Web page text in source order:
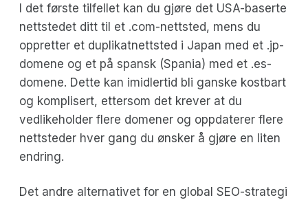
I det første tilfellet kan du gjøre det USA-baserte
nettstedet ditt til et .com-nettsted, mens du
oppretter et duplikatnettsted i Japan med et .jp-
domene og et på spansk (Spania) med et .es-
domene. Dette kan imidlertid bli ganske kostbart
og komplisert, ettersom det krever at du
vedlikeholder flere domener og oppdaterer flere
nettsteder hver gang du ønsker å gjøre en liten
endring.
Det andre alternativet for en global SEO-strategi